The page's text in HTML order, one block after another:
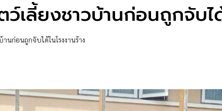
ลี้ยงชาวบ้านก่อนถูกจับไ
นก่อนถูกจับได้ในโรงงานร้าง